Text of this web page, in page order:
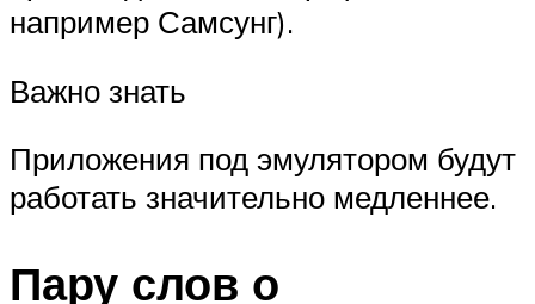
например Самсунг).
Важно знать
Приложения под эмулятором будут
работать значительно медленнее.
Пару слов о